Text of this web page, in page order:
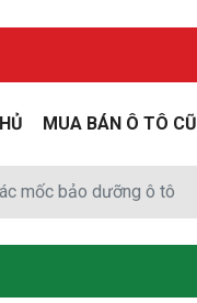
MUA BÁN Ô TÔ CŨ
mốc bảo dưỡng ô tô